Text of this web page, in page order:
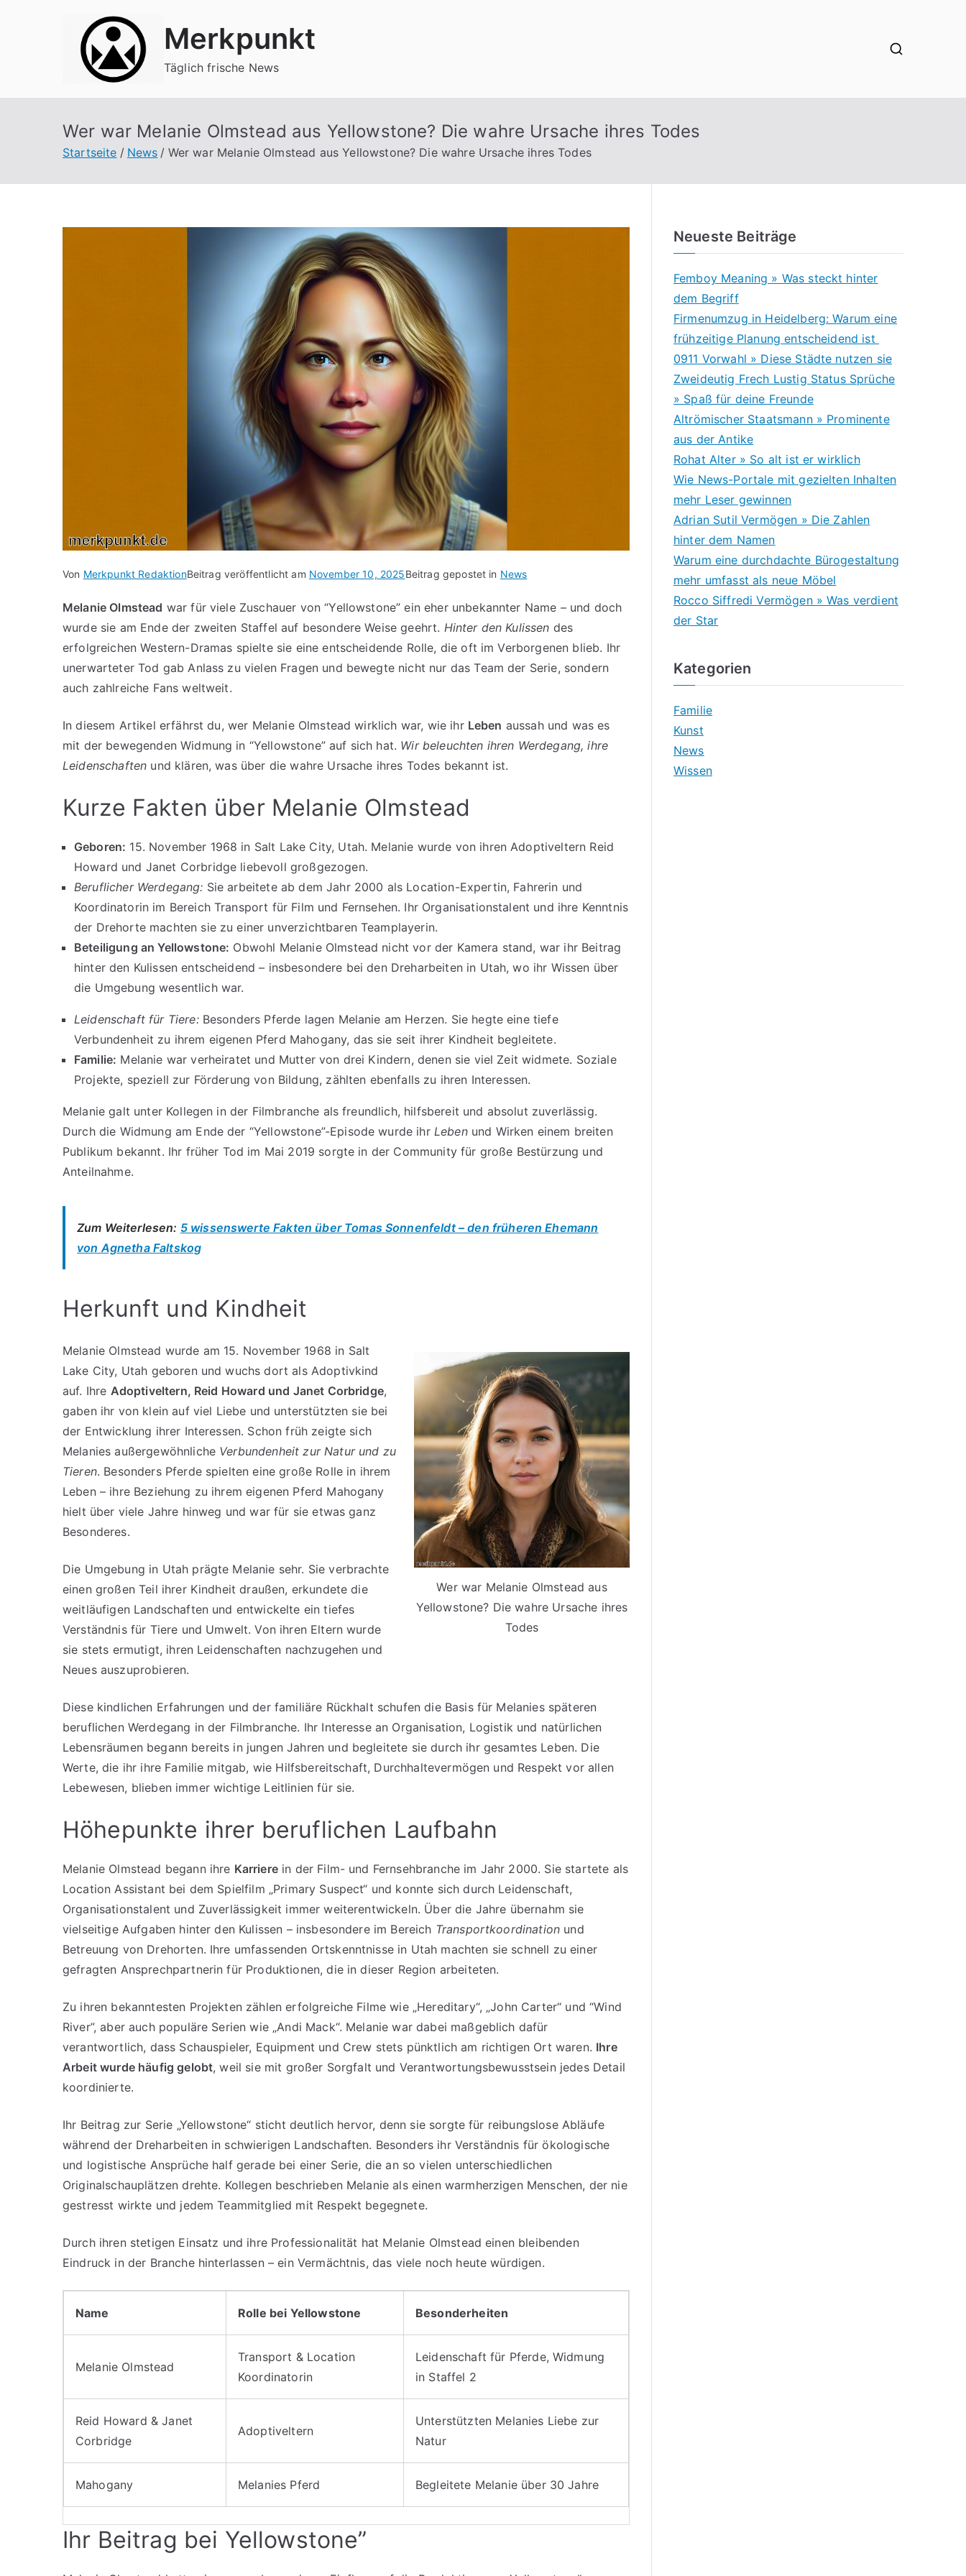
Merkpunkt
Täglich frische News
Wer war Melanie Olmstead aus Yellowstone? Die wahre Ursache ihres Todes
Startseite News Wer war Melanie Olmstead aus Yellowstone? Die wahre Ursache ihres Todes
Von Merkpunkt RedaktionBeitrag veröffentlicht am November 10, 2025Beitrag gepostet in News
Melanie Olmstead war für viele Zuschauer von “Yellowstone” ein eher unbekannter Name – und doch
wurde sie am Ende der zweiten Staffel auf besondere Weise geehrt. Hinter den Kulissen des
erfolgreichen Western-Dramas spielte sie eine entscheidende Rolle, die oft im Verborgenen blieb. Ihr
unerwarteter Tod gab Anlass zu vielen Fragen und bewegte nicht nur das Team der Serie, sondern
auch zahlreiche Fans weltweit.
In diesem Artikel erfährst du, wer Melanie Olmstead wirklich war, wie ihr Leben aussah und was es
mit der bewegenden Widmung in “Yellowstone” auf sich hat. Wir beleuchten ihren Werdegang, ihre
Leidenschaften und klären, was über die wahre Ursache ihres Todes bekannt ist.
Kurze Fakten über Melanie Olmstead
Geboren: 15. November 1968 in Salt Lake City, Utah. Melanie wurde von ihren Adoptiveltern Reid
Howard und Janet Corbridge liebevoll großgezogen.
Beruflicher Werdegang: Sie arbeitete ab dem Jahr 2000 als Location-Expertin, Fahrerin und
Koordinatorin im Bereich Transport für Film und Fernsehen. Ihr Organisationstalent und ihre Kenntnis
der Drehorte machten sie zu einer unverzichtbaren Teamplayerin.
Beteiligung an Yellowstone: Obwohl Melanie Olmstead nicht vor der Kamera stand, war ihr Beitrag
hinter den Kulissen entscheidend – insbesondere bei den Dreharbeiten in Utah, wo ihr Wissen über
die Umgebung wesentlich war.
Leidenschaft für Tiere:Besonders Pferde lagen Melanie am Herzen. Sie hegte eine tiefe
Verbundenheit zu ihrem eigenen Pferd Mahogany, das sie seit ihrer Kindheit begleitete.
Familie: Melanie war verheiratet und Mutter von drei Kindern, denen sie viel Zeit widmete. Soziale
Projekte, speziell zur Förderung von Bildung, zählten ebenfalls zu ihren Interessen.
Melanie galt unter Kollegen in der Filmbranche als freundlich, hilfsbereit und absolut zuverlässig.
Durch die Widmung am Ende der “Yellowstone”-Episode wurde ihr Lebenund Wirken einem breiten
Publikum bekannt. Ihr früher Tod im Mai 2019 sorgte in der Community für große Bestürzung und
Anteilnahme.
Zum Weiterlesen: 5 wissenswerte Fakten über Tomas Sonnenfeldt – den früheren Ehemann
von Agnetha Faltskog
Herkunft und Kindheit
Wer war Melanie Olmstead aus
Yellowstone? Die wahre Ursache ihres
Todes
Melanie Olmstead wurde am 15. November 1968 in Salt
Lake City, Utah geboren und wuchs dort als Adoptivkind
auf. Ihre Adoptiveltern, Reid Howard und Janet Corbridge,
gaben ihr von klein auf viel Liebe und unterstützten sie bei
der Entwicklung ihrer Interessen. Schon früh zeigte sich
Melanies außergewöhnliche Verbundenheit zur Natur und zu
Tieren. Besonders Pferde spielten eine große Rolle in ihrem
Leben – ihre Beziehung zu ihrem eigenen Pferd Mahogany
hielt über viele Jahre hinweg und war für sie etwas ganz
Besonderes.
Die Umgebung in Utah prägte Melanie sehr. Sie verbrachte
einen großen Teil ihrer Kindheit draußen, erkundete die
weitläufigen Landschaften und entwickelte ein tiefes
Verständnis für Tiere und Umwelt. Von ihren Eltern wurde
sie stets ermutigt, ihren Leidenschaften nachzugehen und
Neues auszuprobieren.
Diese kindlichen Erfahrungen und der familiäre Rückhalt schufen die Basis für Melanies späteren
beruflichen Werdegang in der Filmbranche. Ihr Interesse an Organisation, Logistik und natürlichen
Lebensräumen begann bereits in jungen Jahren und begleitete sie durch ihr gesamtes Leben. Die
Werte, die ihr ihre Familie mitgab, wie Hilfsbereitschaft, Durchhaltevermögen und Respekt vor allen
Lebewesen, blieben immer wichtige Leitlinien für sie.
Höhepunkte ihrer beruflichen Laufbahn
Melanie Olmstead begann ihre Karrierein der Film- und Fernsehbranche im Jahr 2000. Sie startete als
Location Assistant bei dem Spielfilm „Primary Suspect“ und konnte sich durch Leidenschaft,
Organisationstalent und Zuverlässigkeit immer weiterentwickeln. Über die Jahre übernahm sie
vielseitige Aufgaben hinter den Kulissen – insbesondere im Bereich Transportkoordination und
Betreuung von Drehorten. Ihre umfassenden Ortskenntnisse in Utah machten sie schnell zu einer
gefragten Ansprechpartnerin für Produktionen, die in dieser Region arbeiteten.
Zu ihren bekanntesten Projekten zählen erfolgreiche Filme wie „Hereditary“, „John Carter“ und “Wind
River”, aber auch populäre Serien wie „Andi Mack“. Melanie war dabei maßgeblich dafür
verantwortlich, dass Schauspieler, Equipment und Crew stets pünktlich am richtigen Ort waren. Ihre
Arbeit wurde häufig gelobt, weil sie mit großer Sorgfalt und Verantwortungsbewusstsein jedes Detail
koordinierte.
Ihr Beitrag zur Serie „Yellowstone“ sticht deutlich hervor, denn sie sorgte für reibungslose Abläufe
während der Dreharbeiten in schwierigen Landschaften. Besonders ihr Verständnis für ökologische
und logistische Ansprüche half gerade bei einer Serie, die an so vielen unterschiedlichen
Originalschauplätzen drehte. Kollegen beschrieben Melanie als einen warmherzigen Menschen, der nie
gestresst wirkte und jedem Teammitglied mit Respekt begegnete.
Durch ihren stetigen Einsatz und ihre Professionalität hat Melanie Olmstead einen bleibenden
Eindruck in der Branche hinterlassen – ein Vermächtnis, das viele noch heute würdigen.
Name Rolle bei Yellowstone Besonderheiten
Melanie Olmstead
Transport & Location
Koordinatorin
Leidenschaft für Pferde, Widmung
in Staffel 2
Reid Howard & Janet
Corbridge
Adoptiveltern
Unterstützten Melanies Liebe zur
Natur
Mahogany Melanies Pferd Begleitete Melanie über 30 Jahre
Ihr Beitrag bei Yellowstone”
Neueste Beiträge
Femboy Meaning » Was steckt hinter
dem Begriff
Firmenumzug in Heidelberg: Warum eine
frühzeitige Planung entscheidend ist
0911 Vorwahl » Diese Städte nutzen sie
Zweideutig Frech Lustig Status Sprüche
» Spaß für deine Freunde
Altrömischer Staatsmann » Prominente
aus der Antike
Rohat Alter » So alt ist er wirklich
Wie News-Portale mit gezielten Inhalten
mehr Leser gewinnen
Adrian Sutil Vermögen » Die Zahlen
hinter dem Namen
Warum eine durchdachte Bürogestaltung
mehr umfasst als neue Möbel
Rocco Siffredi Vermögen » Was verdient
der Star
Kategorien
Familie
Kunst
News
Wissen